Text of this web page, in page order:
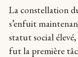
La constellation
s’enfuit
statut social
fut la première